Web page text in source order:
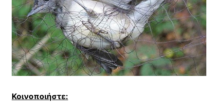
Κοινοποιήστε: